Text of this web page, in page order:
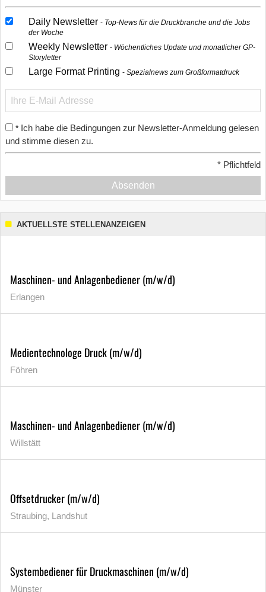
Daily Newsletter
Top-News für die Druckbranche und die Jobs
der Woche
Weekly Newsletter
Wöchentliches Update und monatlicher GP-
Storyletter
Large Format Printing Spezialnews zum Großformatdruck
* Ich habe die Bedingungen zur Newsletter-Anmeldung gelesen
und stimme diesen zu.
* Pflichtfeld
Absenden
AKTUELLSTE STELLENANZEIGEN
Maschinen- und Anlagenbediener (m/w/d)
Erlangen
Medientechnologe Druck (m/w/d)
Föhren
Maschinen- und Anlagenbediener (m/w/d)
Willstätt
Offsetdrucker (m/w/d)
Straubing, Landshut
Systembediener für Druckmaschinen (m/w/d)
Münster